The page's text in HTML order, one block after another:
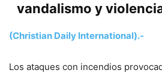
vandalismo y
(Christian Daily International).-
Los ataques con incendios